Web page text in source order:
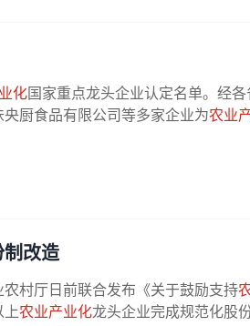
化国家重点龙头企业认定名单。经
厨食品有限公司等多家企业为农业
改造
村厅日前联合发布《关于鼓励支持
上农业产业化龙头企业完成规范化股